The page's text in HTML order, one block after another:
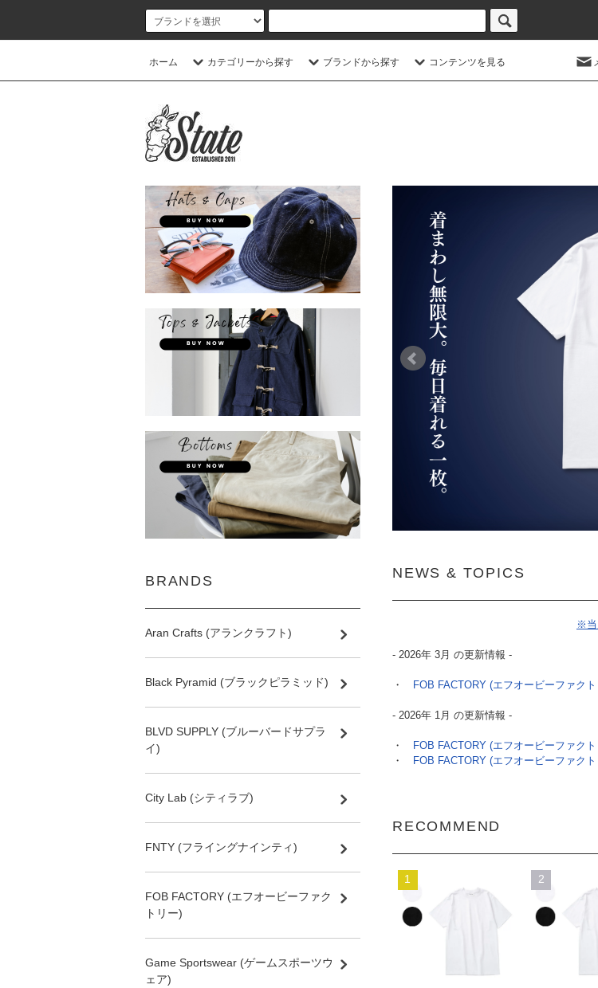
ホーム カテゴリーから探す ブランドから探す コンテンツを見る
NEWS & TOPICS
※当
- 2026年 3月 の更新情報 -
・ FOB FACTORY (エフオービーファク
- 2026年 1月 の更新情報 -
・
FOB FACTORY (エフオービーファク
・
FOB FACTORY (エフオービーファク
RECOMMEND
1 2
BRANDS
Aran Crafts (アランクラフト)
Black Pyramid (ブラックピラミッド)
BLVD SUPPLY (ブルーバードサプラ
イ)
City Lab (シティラブ)
FNTY (フライングナインティ)
FOB FACTORY (エフオービーファク
トリー)
Game Sportswear (ゲームスポーツウ
ェア)